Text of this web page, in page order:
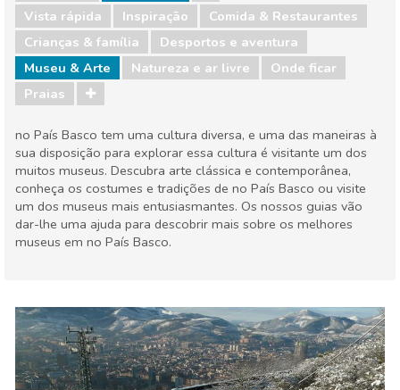
Vista rápida
Inspiração
Comida & Restaurantes
Crianças & família
Desportos e aventura
Museu & Arte
Natureza e ar livre
Onde ficar
Praias
no País Basco tem uma cultura diversa, e uma das maneiras à
sua disposição para explorar essa cultura é visitante um dos
muitos museus. Descubra arte clássica e contemporânea,
conheça os costumes e tradições de no País Basco ou visite
um dos museus mais entusiasmantes. Os nossos guias vão
dar-lhe uma ajuda para descobrir mais sobre os melhores
museus em no País Basco.
Comida & Restaurantes
Crianças & família
Desportos e aventura
Museu & Arte
Natureza e ar livre
Onde ficar Praias